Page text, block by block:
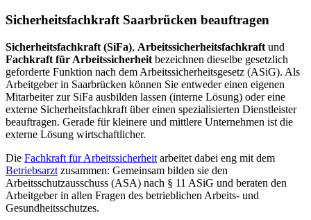
Sicherheitsfachkraft Saarbrücken beauftragen
Sicherheitsfachkraft (SiFa), Arbeitssicherheitsfachkraft und
Fachkraft für Arbeitssicherheit bezeichnen dieselbe gesetzlich
geforderte Funktion nach dem Arbeitssicherheitsgesetz (ASiG). Als
Arbeitgeber in Saarbrücken können Sie entweder einen eigenen
Mitarbeiter zur SiFa ausbilden lassen (interne Lösung) oder eine
externe Sicherheitsfachkraft über einen spezialisierten Dienstleister
beauftragen. Gerade für kleinere und mittlere Unternehmen ist die
externe Lösung wirtschaftlicher.
Die Fachkraft für Arbeitssicherheit arbeitet dabei eng mit dem
Betriebsarzt zusammen: Gemeinsam bilden sie den
Arbeitsschutzausschuss (ASA) nach § 11 ASiG und beraten den
Arbeitgeber in allen Fragen des betrieblichen Arbeits- und
Gesundheitsschutzes.